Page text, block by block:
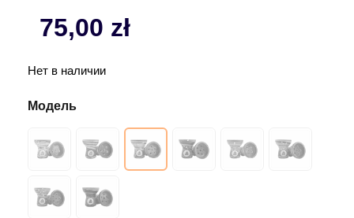
75,00 zł
Нет в наличии